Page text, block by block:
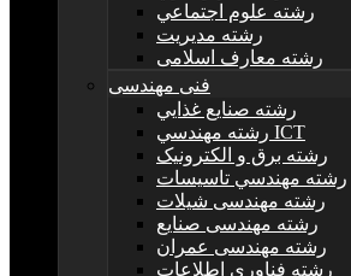
رشته علوم اجتماعي
رشته مديريت
رشته معارف اسلامی
فنی مهندسی
رشته صنايع غذايي
رشته مهندسي ICT
رشته برق و الکترونيک
رشته مهندسي تاسيسات
رشته مهندسی شیلات
رشته مهندسی صنایع
رشته مهندسی عمران
رشته فناوری اطلاعات